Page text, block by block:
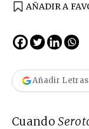
AÑADIR A
Añadir
Cuando